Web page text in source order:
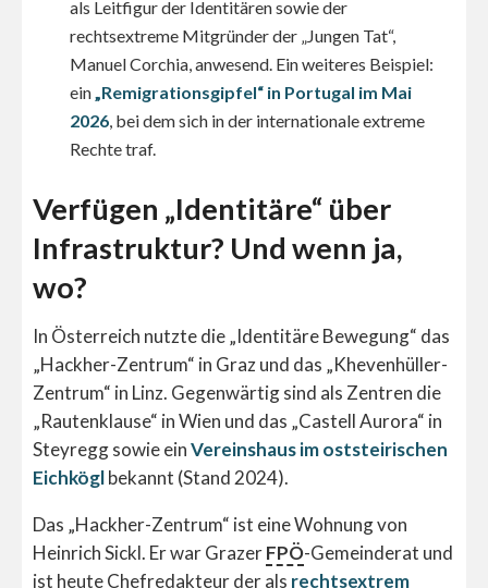
als Leitfigur der Identitären sowie der
rechtsextreme Mitgründer der „Jungen Tat“,
Manuel Corchia, anwesend. Ein weiteres Beispiel:
ein„Remigrationsgipfel“ in Portugal im Mai
2026, bei dem sich in der internationale extreme
Rechte traf.
Verfügen „Identitäre“ über
Infrastruktur? Und wenn ja,
wo?
In Österreich nutzte die „Identitäre Bewegung“ das
„Hackher-Zentrum“ in Graz und das „Khevenhüller-
Zentrum“ in Linz. Gegenwärtig sind als Zentren die
„Rautenklause“ in Wien und das „Castell Aurora“ in
Steyregg sowie einVereinshaus im oststeirischen
Eichköglbekannt (Stand 2024).
Das „Hackher-Zentrum“ ist eine Wohnung von
Heinrich Sickl. Er war GrazerFPÖ-Gemeinderat und
ist heute Chefredakteur der als rechtsextrem